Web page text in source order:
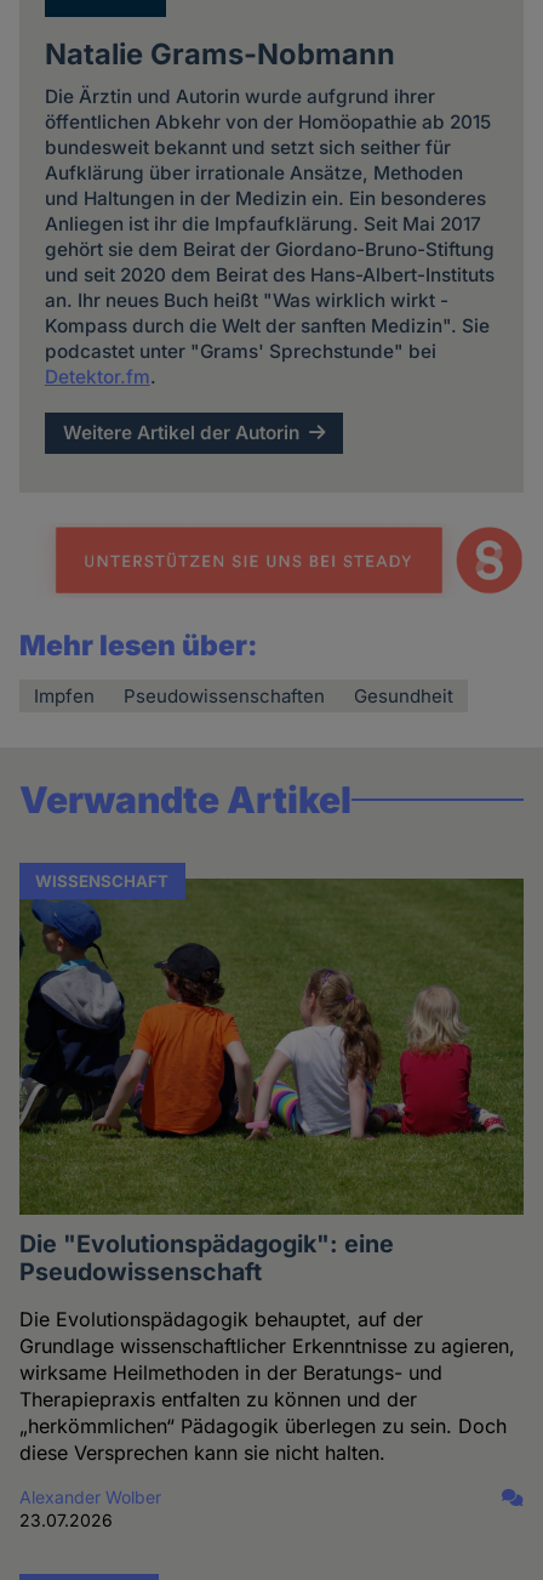
Natalie Grams-Nobmann
Die Ärztin und Autorin wurde aufgrund ihrer
öffentlichen Abkehr von der Homöopathie ab 2015
bundesweit bekannt und setzt sich seither für
Aufklärung über irrationale Ansätze, Methoden
und Haltungen in der Medizin ein. Ein besonderes
Anliegen ist ihr die Impfaufklärung. Seit Mai 2017
gehört sie dem Beirat der Giordano-Bruno-Stiftung
und seit 2020 dem Beirat des Hans-Albert-Instituts
an. Ihr neues Buch heißt "Was wirklich wirkt -
Kompass durch die Welt der sanften Medizin". Sie
podcastet unter "Grams' Sprechstunde" bei
Detektor.fm.
Weitere Artikel der Autorin
Mehr lesen über:
Impfen Pseudowissenschaften Gesundheit
Verwandte Artikel
WISSENSCHAFT
Die "Evolutionspädagogik": eine
Pseudowissenschaft
Die Evolutionspädagogik behauptet, auf der
Grundlage wissenschaftlicher Erkenntnisse zu agieren,
wirksame Heilmethoden in der Beratungs- und
Therapiepraxis entfalten zu können und der
„herkömmlichen“ Pädagogik überlegen zu sein. Doch
diese Versprechen kann sie nicht halten.
Alexander Wolber
23.07.2026